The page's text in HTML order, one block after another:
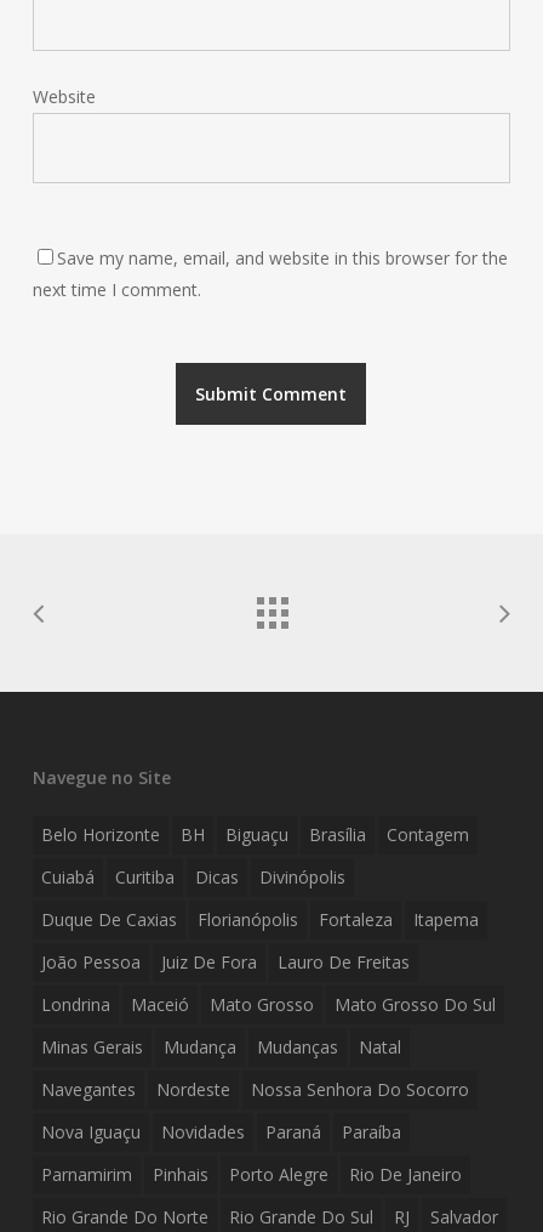
Website
Save my name, email, and website in this browser for the
next time I comment.
Navegue no Site
Belo Horizonte BH Biguaçu Brasília
Contagem
Cuiabá
Curitiba Dicas
Divinópolis
Duque De Caxias
Florianópolis Fortaleza
Itapema
João Pessoa
Juiz De Fora
Lauro De Freitas
Londrina
Maceió Mato Grosso
Mato Grosso Do Sul
Minas Gerais
Mudança Mudanças
Natal
Navegantes
Nordeste
Nossa Senhora Do Socorro
Nova Iguaçu
Novidades Paraná
Paraíba
Parnamirim
Pinhais Porto Alegre
Rio De Janeiro
Rio Grande Do Norte
Rio Grande Do Sul RJ
Salvador